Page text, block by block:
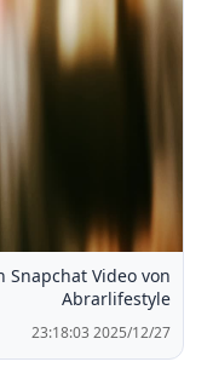
Snapchat Video von
Abrarlifestyle
2025/12/27 23:18:03